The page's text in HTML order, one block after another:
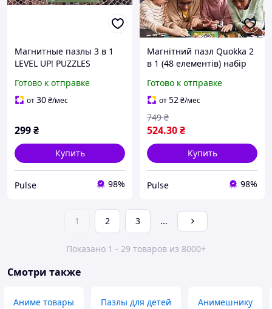
Магнитные пазлы 3 в 1
LEVEL UP! PUZZLES
для детей от 3 лет |
Развивающая игрушка
Готово к отправке
от30₴/мес
299₴
Купить
Pulse 98%
Магнітний пазл Quokka 2
в 1 (48 елементів) набір
Готово к отправке
от52₴/мес
524.30₴
749 ₴
Купить
Pulse 98%
1 2 3 ...
Показано 1 - 29 товаров из 8000+
Смотри также
Аниме товары Пазлы для детей Анимешнику